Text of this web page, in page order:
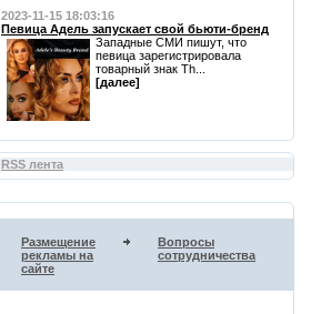
2023-11-15 18:03:16
Певица Адель запускает свой бьюти-бренд
Западные СМИ пишут, что
певица зарегистрировала
товарный знак Th...
[далее]
RSS лента
Размещение
рекламы на
сайте
Вопросы
сотрудничества